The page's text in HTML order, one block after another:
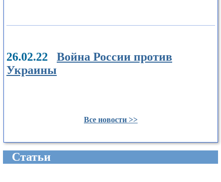
26.02.22 Война России против
Украины
Все новости >>
Cтатьи